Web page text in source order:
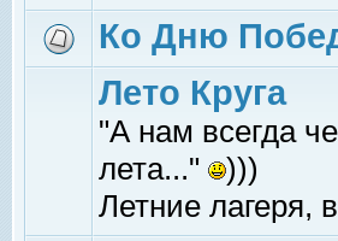
Ко Дню
Лето Круга
"А нам всегда
лета..."
)))
Летние лагеря,